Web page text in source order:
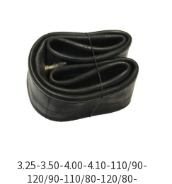
3.25-3.50-4.00-4.10-110/90-
120/90-110/80-120/80-